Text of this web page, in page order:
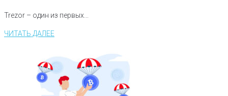
Trezor – один из первых...
ЧИТАТЬ ДАЛЕЕ